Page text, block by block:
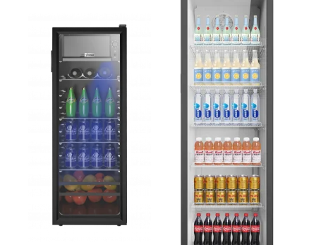
Fier de călcat
Dispozitive smart home